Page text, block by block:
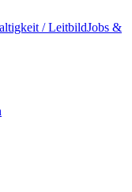
/ LeitbildJobs &